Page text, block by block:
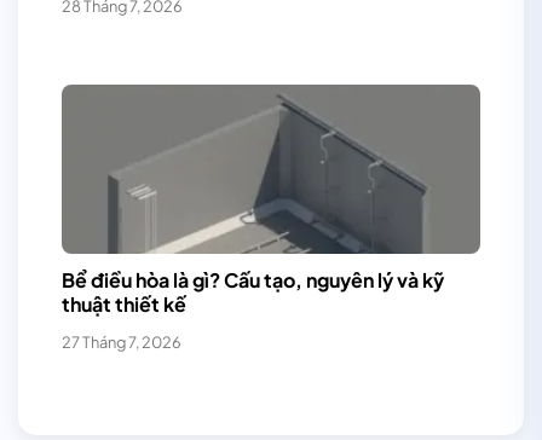
28 Tháng 7, 2026
Bể điều hòa là gì? Cấu tạo, nguyên lý và kỹ
thuật thiết kế
27 Tháng 7, 2026